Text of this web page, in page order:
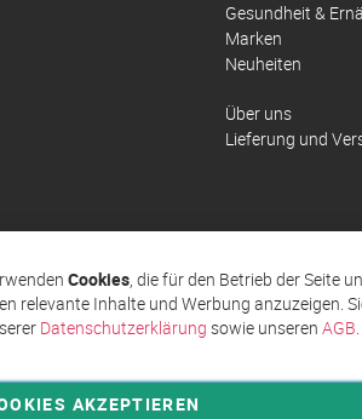
Gesundheit &
Marken
Neuheiten
Über uns
Lieferung und
Cookies, die für den Betrieb der Seite
relevante Inhalte und Werbung anzuzeigen.
Datenschutzerklärung sowie unserenAGB.
AKZEPTIEREN